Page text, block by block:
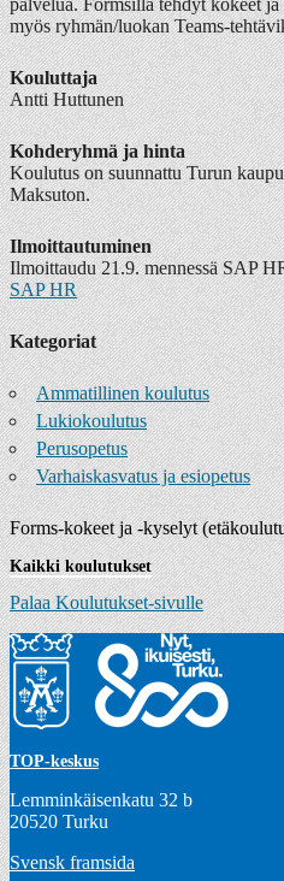
myös ryhmän/luokan Teams-
Kouluttaja
Antti Huttunen
Kohderyhmä ja hinta
Koulutus on suunnattu Turun
Maksuton.
Ilmoittautuminen
Ilmoittaudu 21.9. mennessä SAP
SAP HR
Kategoriat
Ammatillinen koulutus
Lukiokoulutus
Perusopetus
Varhaiskasvatus ja esiopetus
Forms-kokeet ja -kyselyt
Kaikki koulutukset
Palaa Koulutukset-sivulle
TOP-keskus
Lemminkäisenkatu 32 b
20520 Turku
Svensk framsida